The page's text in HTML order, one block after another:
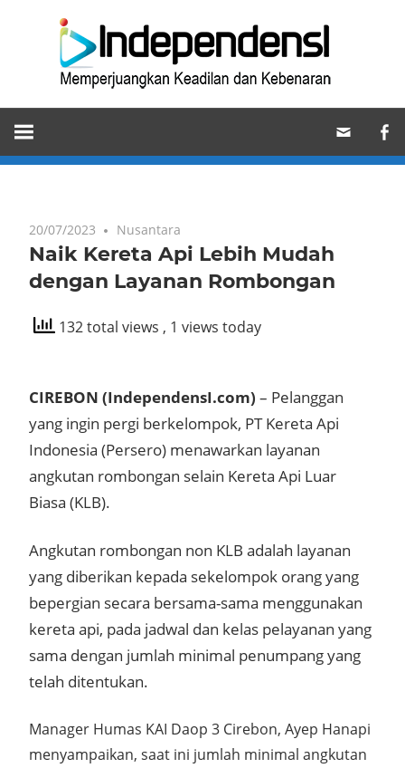
Memperjuangkan
Keadilan
dan
20/07/2023 Nusantara
Naik Kereta Api Lebih Mudah
dengan Layanan Rombongan
132 total views , 1 views today
CIREBON (IndependensI.com) – Pelanggan
yang ingin pergi berkelompok, PT Kereta Api
Indonesia (Persero) menawarkan layanan
angkutan rombongan selain Kereta Api Luar
Biasa (KLB).
Angkutan rombongan non KLB adalah layanan
yang diberikan kepada sekelompok orang yang
bepergian secara bersama-sama menggunakan
kereta api, pada jadwal dan kelas pelayanan yang
sama dengan jumlah minimal penumpang yang
telah ditentukan.
Manager Humas KAI Daop 3 Cirebon, Ayep Hanapi
menyampaikan, saat ini jumlah minimal angkutan